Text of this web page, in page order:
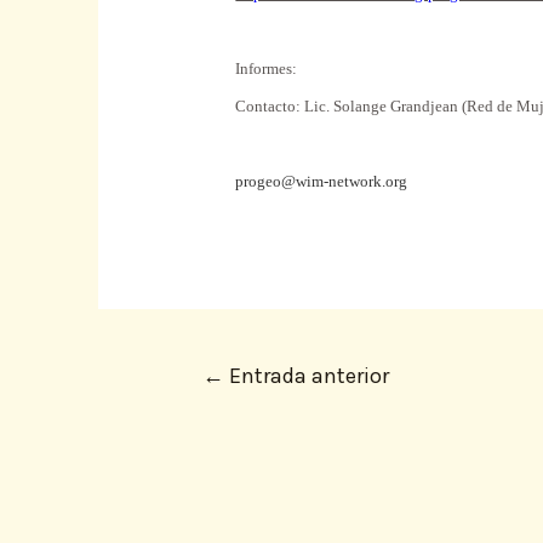
Informes:
Contacto: Lic. Solange Grandjean (Red de
progeo@wim-network.org
← Entrada anterior